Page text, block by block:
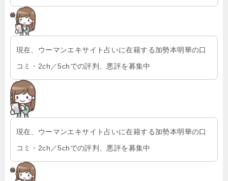
現在、ウーマンエキサイト占いに在籍する加勢本明華の口
コミ・2ch／5chでの評判、悪評を募集中
現在、ウーマンエキサイト占いに在籍する加勢本明華の口
コミ・2ch／5chでの評判、悪評を募集中